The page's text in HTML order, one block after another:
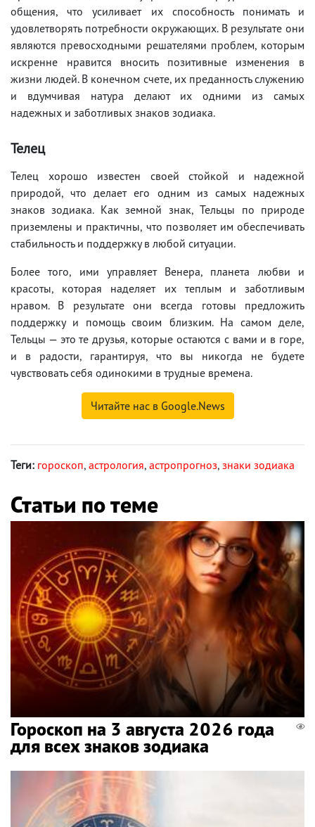
общения, что усиливает их способность понимать и
удовлетворять потребности окружающих. В результате они
являются превосходными решателями проблем, которым
искренне нравится вносить позитивные изменения в
жизни людей. В конечном счете, их преданность служению
и вдумчивая натура делают их одними из самых
надежных и заботливых знаков зодиака.
Телец
Телец хорошо известен своей стойкой и надежной
природой, что делает его одним из самых надежных
знаков зодиака. Как земной знак, Тельцы по природе
приземлены и практичны, что позволяет им обеспечивать
стабильность и поддержку в любой ситуации.
Более того, ими управляет Венера, планета любви и
красоты, которая наделяет их теплым и заботливым
нравом. В результате они всегда готовы предложить
поддержку и помощь своим близким. На самом деле,
Тельцы — это те друзья, которые остаются с вами и в горе,
и в радости, гарантируя, что вы никогда не будете
чувствовать себя одинокими в трудные времена.
Читайте нас в Google.News
Теги: гороскоп, астрология, астропрогноз, знаки зодиака
Статьи по теме
Гороскоп на 3 августа 2026 года
для всех знаков зодиака